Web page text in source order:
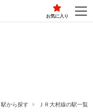
お気に入り
から探す ＪＲ大村線の駅一覧